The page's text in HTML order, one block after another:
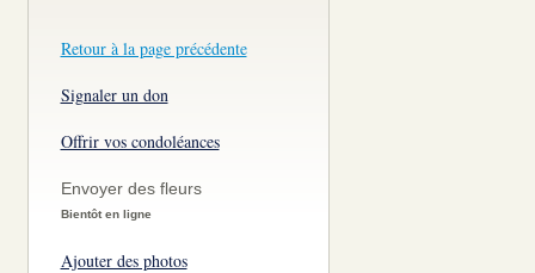
Retour à la page précédente
Signaler un don
Offrir vos condoléances
Envoyer des fleurs
Bientôt en ligne
Ajouter des photos